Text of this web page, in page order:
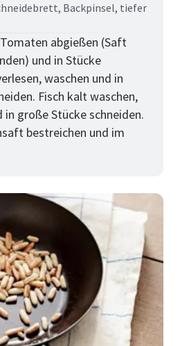
Backpinsel, tiefer
abgießen (Saft
und in Stücke
waschen und in
Fisch kalt waschen,
große Stücke schneiden.
bestreichen und im